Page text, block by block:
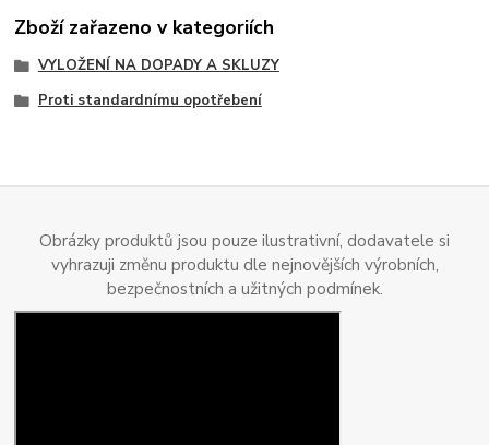
Zboží zařazeno v kategoriích
VYLOŽENÍ NA DOPADY A SKLUZY
Proti standardnímu opotřebení
Obrázky produktů jsou pouze ilustrativní, dodavatele si
vyhrazuji změnu produktu dle nejnovějších výrobních,
bezpečnostních a užitných podmínek.